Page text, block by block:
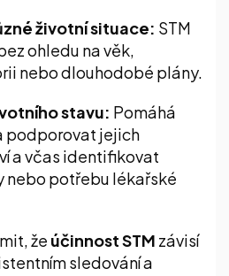
životní situace: STM
ohledu na věk,
nebo dlouhodobé plány.
stavu: Pomáhá
podporovat jejich
a včas identifikovat
nebo potřebu lékařské
že účinnost STM závisí
sledování a